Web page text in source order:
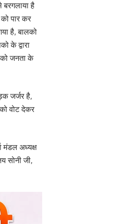
है
पार कर
है, बालको
के द्वारा
को जनता के
जर्जर है,
वोट देकर
मंडल अध्यक्ष
सोनी जी,